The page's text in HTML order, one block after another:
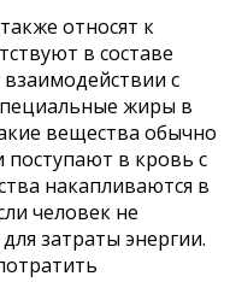
относят к
в составе
с
жиры в
вещества обычно
в кровь с
накапливаются в
человек не
затраты энергии.